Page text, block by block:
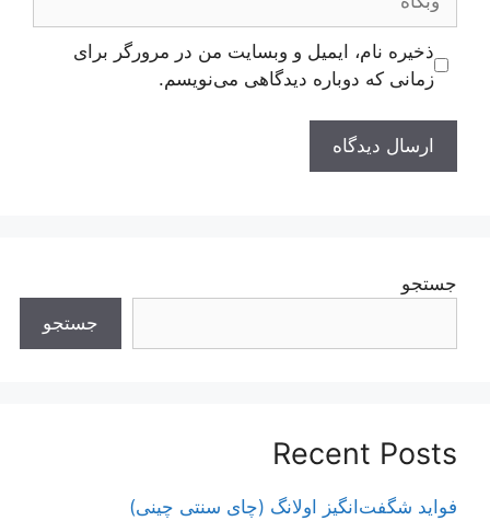
ذخیره نام، ایمیل و وبسایت من در مرورگر برای
زمانی که دوباره دیدگاهی می‌نویسم.
جستجو
جستجو
Recent Posts
فواید شگفت‌انگیز اولانگ (چای سنتی چینی)